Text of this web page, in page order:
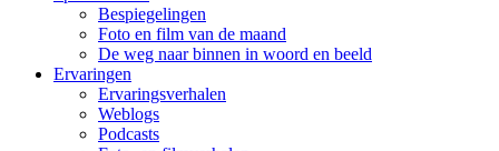
Bespiegelingen
Foto en film van de maand
De weg naar binnen in woord en beeld
Ervaringen
Ervaringsverhalen
Weblogs
Podcasts